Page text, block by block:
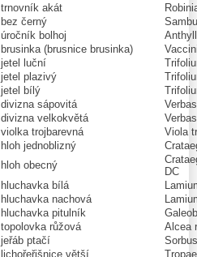
trnovník akát
bez černý
úročník bolhoj
brusinka (brusnice brusinka)
jetel luční
jetel plazivý
jetel bílý
divizna sápovitá
divizna velkokvětá
violka trojbarevná
Viola
hloh jednoblizný
hloh obecný
DC
hluchavka bílá
hluchavka nachová
hluchavka pitulník
topolovka růžová
Alcea
jeřáb ptačí
lichořeřišnice větší